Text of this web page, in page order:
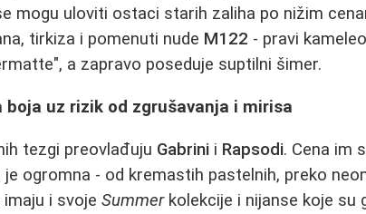
mogu uloviti ostaci starih zaliha po nižim
tirkiza i pomenuti nude M122 - pravi
a zapravo poseduje suptilni šimer.
boja uz rizik od zgrušavanja i mirisa
tezgi preovlađuju Gabrini i Rapsodi. Cena im
je ogromna - od kremastih pastelnih, preko
imaju i svojeSummerkolekcije i nijanse koje su